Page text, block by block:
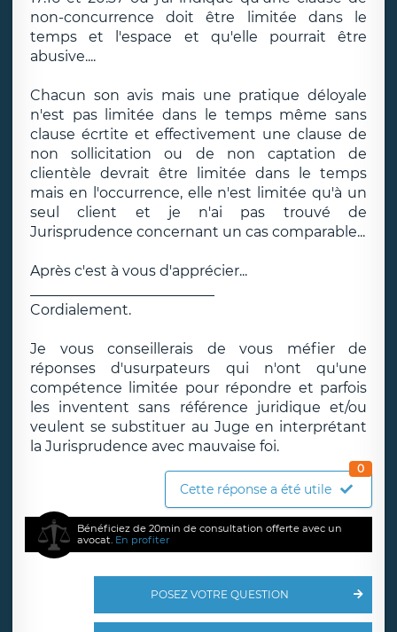
non-concurrence doit être limitée dans le
temps et l'espace et qu'elle pourrait être
abusive....
Chacun son avis mais une pratique déloyale
n'est pas limitée dans le temps même sans
clause écrtite et effectivement une clause de
non sollicitation ou de non captation de
clientèle devrait être limitée dans le temps
mais en l'occurrence, elle n'est limitée qu'à un
seul client et je n'ai pas trouvé de
Jurisprudence concernant un cas comparable...
Après c'est à vous d'apprécier...
Cordialement.
Je vous conseillerais de vous méfier de
réponses d'usurpateurs qui n'ont qu'une
compétence limitée pour répondre et parfois
les inventent sans référence juridique et/ou
veulent se substituer au Juge en interprétant
la Jurisprudence avec mauvaise foi.
Cette réponse a été utile
0
Bénéficiez de 20min de consultation offerte avec un
avocat. En profiter
POSEZ VOTRE QUESTION